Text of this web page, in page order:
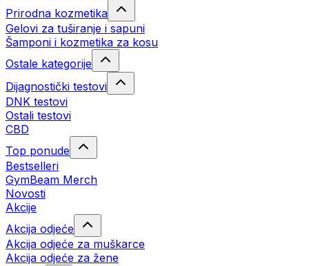
Prirodna kozmetika
Gelovi za tuširanje i sapuni
Šamponi i kozmetika za kosu
Ostale kategorije
Dijagnostički testovi
DNK testovi
Ostali testovi
CBD
Top ponude
Bestselleri
GymBeam Merch
Novosti
Akcije
Akcija odjeće
Akcija odjeće za muškarce
Akcija odjeće za žene